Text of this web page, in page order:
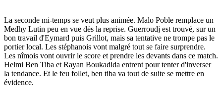
La seconde mi-temps se veut plus animée. Malo Poble remplace un
Medhy Lutin peu en vue dès la reprise. Guerroudj est trouvé, sur un
bon travail d'Eymard puis Grillot, mais sa tentative ne trompe pas le
portier local. Les stéphanois vont malgré tout se faire surprendre.
Les nîmois vont ouvrir le score et prendre les devants dans ce match.
Helmi Ben Tiba et Rayan Boukadida entrent pour tenter d'inverser
la tendance. Et le feu follet, ben tiba va tout de suite se mettre en
évidence.